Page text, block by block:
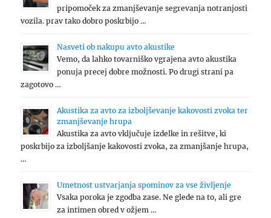
pripomoček za zmanjševanje segrevanja notranjosti
vozila. prav tako dobro poskrbijo …
Nasveti ob nakupu avto akustike
Vemo, da lahko tovarniško vgrajena avto akustika
ponuja precej dobre možnosti. Po drugi strani pa
zagotovo …
Akustika za avto za izboljševanje kakovosti zvoka ter
zmanjševanje hrupa
Akustika za avto vključuje izdelke in rešitve, ki
poskrbijo za izboljšanje kakovosti zvoka, za zmanjšanje hrupa,
…
Umetnost ustvarjanja spominov za vse življenje
Vsaka poroka je zgodba zase. Ne glede na to, ali gre
za intimen obred v ožjem …